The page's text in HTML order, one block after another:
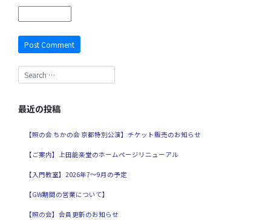
最近の投稿
【照の会 ちかの会 京都特別公演】チケット販売のお知らせ
【ご案内】上田能楽堂のホームページリニューアル
【入門教室】2026年7～9月の予定
【GW期間の営業について】
【照の会】会員更新のお知らせ